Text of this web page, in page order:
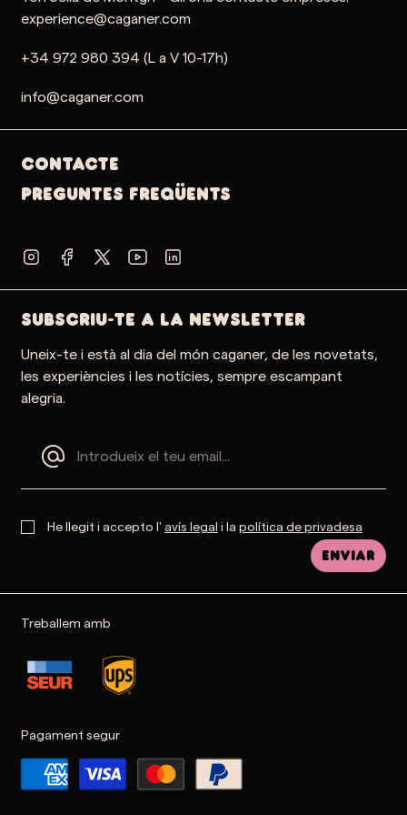
experience@caganer.com
+34 972 980 394 (L a V 10-17h)
info@caganer.com
Contacte
PREGUNTES FREQÜENTS
SUBSCRIU-TE A LA NEWSLETTER
Uneix-te i està al dia del món caganer, de les novetats,
les experiències i les notícies, sempre escampant
alegria.
He llegit i accepto l' avís legal i la política de privadesa
Enviar
Treballem amb
Pagament segur